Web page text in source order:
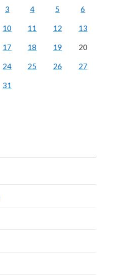
3 4 5 6
10 11 12 13
17 18 19 20
24 25 26 27
31